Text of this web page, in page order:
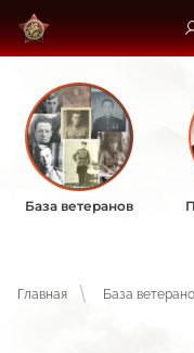
База ветеранов
Главная База